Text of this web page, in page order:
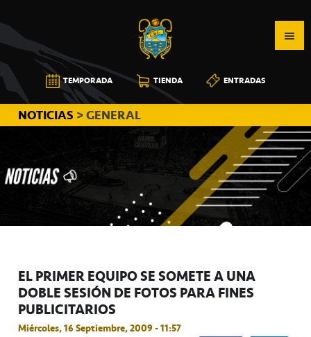
a
la
navegación
principal
al
contenido
principal
a
la
barra
lateral
principal
CB
CANARIAS
TEMPORADA TIENDA ENTRADAS
NOTICIAS > GENERAL
EL PRIMER EQUIPO SE SOMETE A UNA
DOBLE SESIÓN DE FOTOS PARA FINES
PUBLICITARIOS
Miércoles, 16 Septiembre, 2009 - 11:57